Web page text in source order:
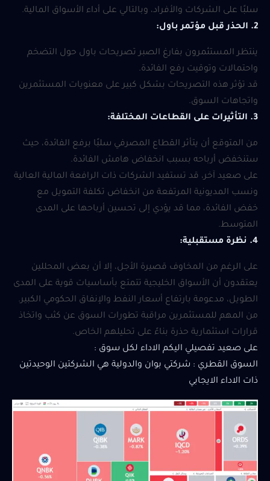
سلبًا على الشركات والأفراد، وبالتالي على أداء الأسواق المالية.
2. الحذر قبل مؤتمر باول:
ينتظر المستثمرون بفارغ الصبر تصريحات باول حول التضخم
واحتمالات وتوقيت رفع الفائدة.
قد تؤثر هذه التصريحات بشكل كبير على معنويات المستثمرين
واتجاهات السوق.
3. التأثيرات على القطاعات المختلفة:
من المتوقع أن يتأثر القطاع المصرفي سلبًا برفع الفائدة، حيث
ستنخفض أرباحه بسبب انخفاض هامش الفائدة.
على صعيد آخر، قد تستفيد الشركات ذات الرافعة المالية العالية
ونسب المديونية المرتفعة من انخفاض تكلفة التمويل مع
خفض الفائدة، مما قد يؤدي إلى تحسين أرباحها على المدى
المتوسط.
4. نظرة مستقبلية:
على الرغم من المخاوف قصيرة الأجل، إلا أن بعض المحللين
يعتقدون أن الأسواق الخليجية تتمتع بأساسيات قوية على المدى
الطويل، مدعومة بارتفاع أسعار النفط والإنفاق الحكومي الكبير.
من المهم للمستثمرين مراقبة تطورات السوق عن كثب واتخاذ
قرارات استثمارية حذرة بناءً على تحليلهم الخاص.
على صعيد تفصيلي اليكم الاداء لكل سوق :
السوق القطري : شركتي بوان والدولية هي الشركتين الوحيدتين
ذات الاداء الايجابي